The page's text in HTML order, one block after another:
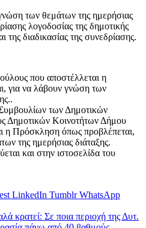
των θεμάτων της ημερήσιας
λογοδοσίας της δημοτικής
διαδικασίας της συνεδρίασης.
που αποστέλλεται η
για να λάβουν γνώση των
των Δημοτικών
Δημοτικών Κοινοτήτων Δήμου
η Πρόσκληση όπως προβλέπεται,
της ημερήσιας διάταξης.
και στην ιστοσελίδα του
LinkedIn Tumblr WhatsApp
κρατεί: Σε ποια περιοχή της Δυτ.